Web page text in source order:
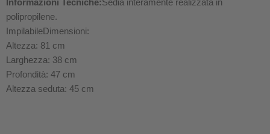
Informazioni Tecniche:Sedia interamente realizzata in
polipropilene.
ImpilabileDimensioni:
Altezza: 81 cm
Larghezza: 38 cm
Profondità: 47 cm
Altezza seduta: 45 cm